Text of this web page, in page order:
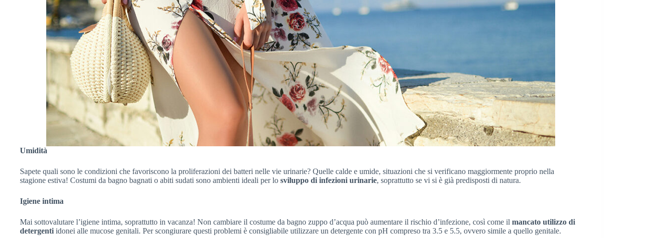
Umidità
Sapete quali sono le condizioni che favoriscono la proliferazioni dei batteri nelle vie urinarie? Quelle calde e umide, situazioni che si verificano maggiormente proprio nella
stagione estiva! Costumi da bagno bagnati o abiti sudati sono ambienti ideali per lo sviluppo di infezioni urinarie, soprattutto se vi si è già predisposti di natura.
Igiene intima
Mai sottovalutare l’igiene intima, soprattutto in vacanza! Non cambiare il costume da bagno zuppo d’acqua può aumentare il rischio d’infezione, così come il mancato utilizzo di
detergenti idonei alle mucose genitali. Per scongiurare questi problemi è consigliabile utilizzare un detergente con pH compreso tra 3.5 e 5.5, ovvero simile a quello genitale.